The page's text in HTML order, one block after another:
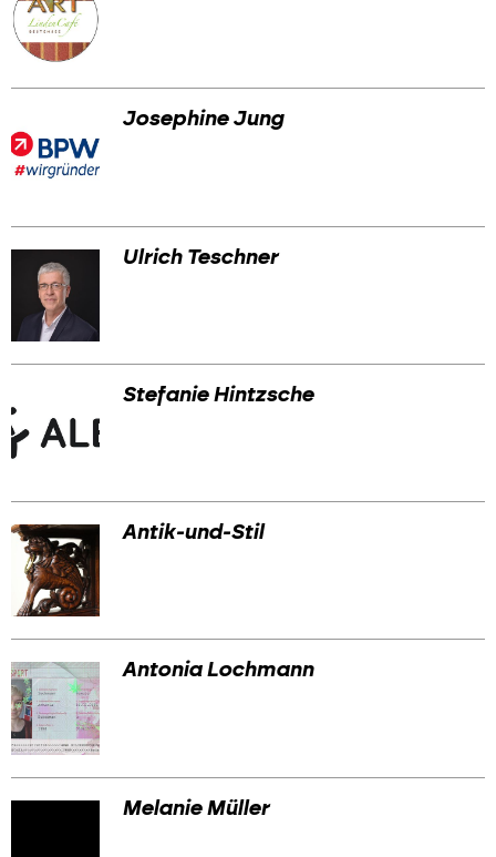
Josephine Jung
Ulrich Teschner
Stefanie Hintzsche
Antik-und-Stil
Antonia Lochmann
Melanie Müller